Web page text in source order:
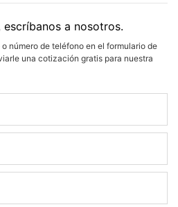
a nosotros.
número de teléfono en el formulario de
una cotización gratis para nuestra